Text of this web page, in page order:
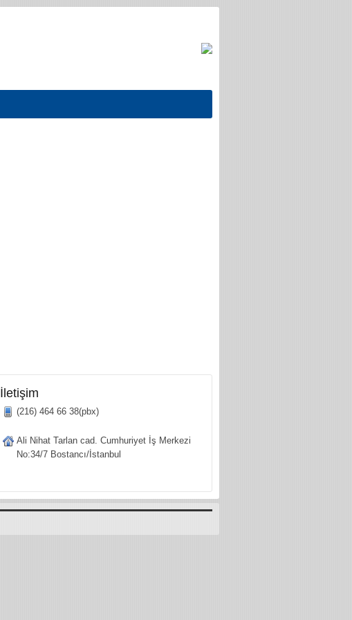
İletişim
(216) 464 66 38(pbx)
Ali Nihat Tarlan cad. Cumhuriyet İş Merkezi
No:34/7 Bostancı/İstanbul